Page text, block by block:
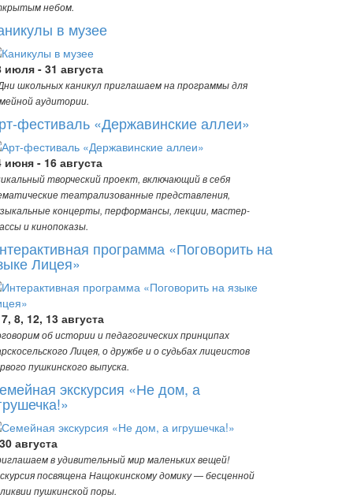
небом.
в музее
июля - 31 августа
школьных каникул приглашаем на программы для
аудитории.
фестиваль «Державинские аллеи»
июня - 16 августа
творческий проект, включающий в себя
театрализованные представления,
концерты, перформансы, лекции, мастер-
и кинопоказы.
программа «Поговорить на
Лицея»
8, 12, 13 августа
об истории и педагогических принципах
Лицея, о дружбе и о судьбах лицеистов
пушкинского выпуска.
экскурсия «Не дом, а
августа
в удивительный мир маленьких вещей!
посвящена Нащокинскому домику — бесценной
пушкинской поры.